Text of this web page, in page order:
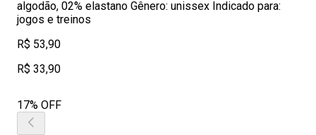
algodão, 02% elastano Gênero: unissex Indicado para:
jogos e treinos
R$ 53,90
R$ 33,90
17% OFF